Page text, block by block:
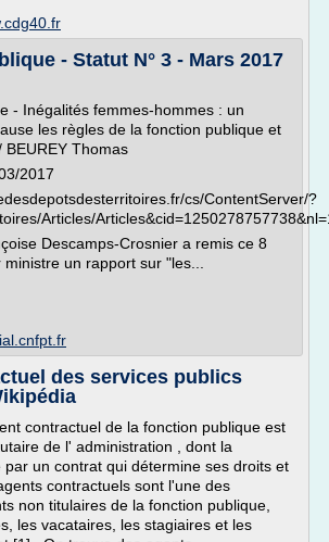
- Statut N° 3 - Mars 2017
- Inégalités femmes-hommes : un
les règles de la fonction publique et
BEUREY Thomas
2017
cs/ContentServer/?
Articles/
Descamps-Crosnier a remis ce 8
un rapport sur "les...
des services publics
contractuel de la fonction publique est
de l' administration , dont la
par un contrat qui détermine ses droits et
contractuels sont l'une des
non titulaires de la fonction publique,
les vacataires, les stagiaires et les